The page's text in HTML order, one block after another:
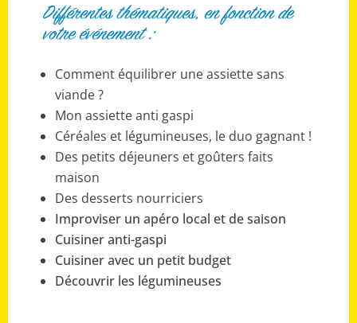
Différentes thématiques, en fonction de
votre événement :
Comment équilibrer une assiette sans
viande ?
Mon assiette anti gaspi
Céréales et légumineuses, le duo gagnant !
Des petits déjeuners et goûters faits
maison
Des desserts nourriciers
Improviser un apéro local et de saison
Cuisiner anti-gaspi
Cuisiner avec un petit budget
Découvrir les légumineuses